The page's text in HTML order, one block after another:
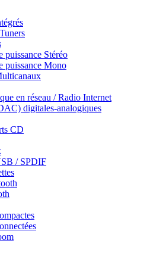
puissance Stéréo
puissance Mono
en réseau / Radio Internet
digitales-analogiques
CD
/ SPDIF